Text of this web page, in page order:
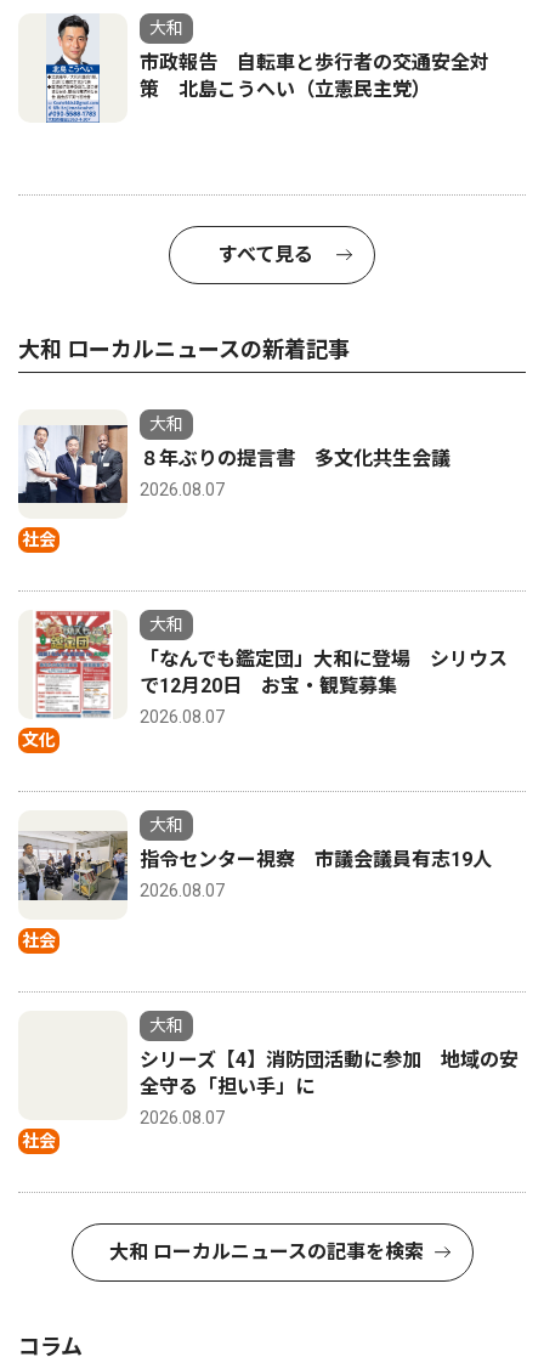
大和
市政報告 自転車と歩行者の交通安全対
策 北島こうへい（立憲民主党）
すべて見る
大和 ローカルニュースの新着記事
社会
大和
８年ぶりの提言書 多文化共生会議
2026.08.07
文化
大和
「なんでも鑑定団」大和に登場 シリウス
で12月20日 お宝・観覧募集
2026.08.07
社会
大和
指令センター視察 市議会議員有志19人
2026.08.07
社会
大和
シリーズ【4】消防団活動に参加 地域の安
全守る「担い手」に
2026.08.07
大和 ローカルニュースの記事を検索
コラム